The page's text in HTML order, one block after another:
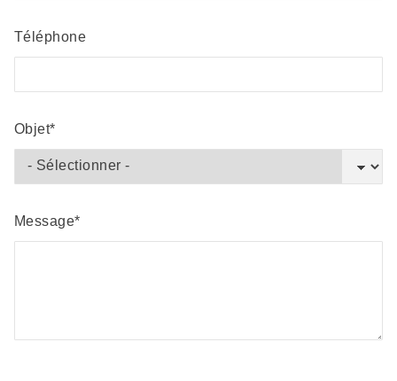
Téléphone
Objet
Message